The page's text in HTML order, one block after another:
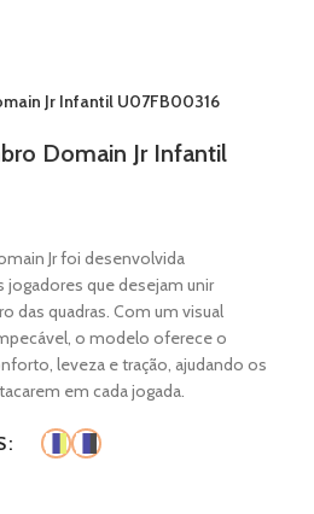
Jr Infantil U07FB00316
Domain Jr Infantil
Jr foi desenvolvida
que desejam unir
das quadras. Com um visual
o modelo oferece o
leveza e tração, ajudando os
em cada jogada.